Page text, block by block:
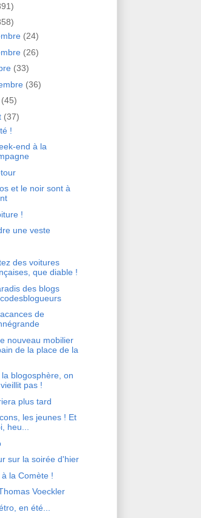
(24)
(26)
(33)
(36)
(45)
(37)
!
end à la
et le noir sont à
!
une veste
des voitures
que diable !
des blogs
de
nouveau mobilier
de la place de la
la blogosphère, on
pas !
plus tard
les jeunes ! Et
heu...
sur la soirée d'hier
la Comète !
Voeckler
en été...